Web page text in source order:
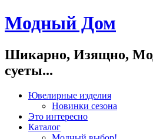
Модный Дом
Шикарно, Изящно,
суеты...
Ювелирные изделия
Новинки сезона
Это интересно
Каталог